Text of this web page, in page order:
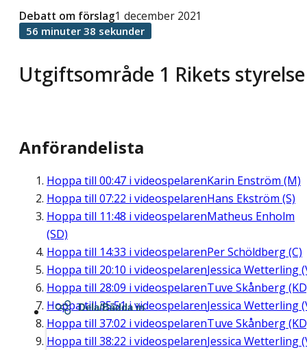
Utgiftsområde 1 Rikets styrelse
Debatt om förslag1 december 2021
56 minuter 38 sekunder
Anförandelista
Hoppa till 00:47 i videospelarenKarin Enström (M)
Hoppa till 07:22 i videospelarenHans Ekström (S)
Hoppa till 11:48 i videospelarenMatheus Enholm
(SD)
Hoppa till 14:33 i videospelarenPer Schöldberg (C)
Hoppa till 20:10 i videospelarenJessica Wetterling
Hoppa till 28:09 i videospelarenTuve Skånberg
Hoppa till35:51i videospelarenJessica Wetterling
Hoppa till 37:02 i videospelarenTuve Skånberg
Hoppa till 38:22 i videospelarenJessica Wetterling
Dela/Bädda in